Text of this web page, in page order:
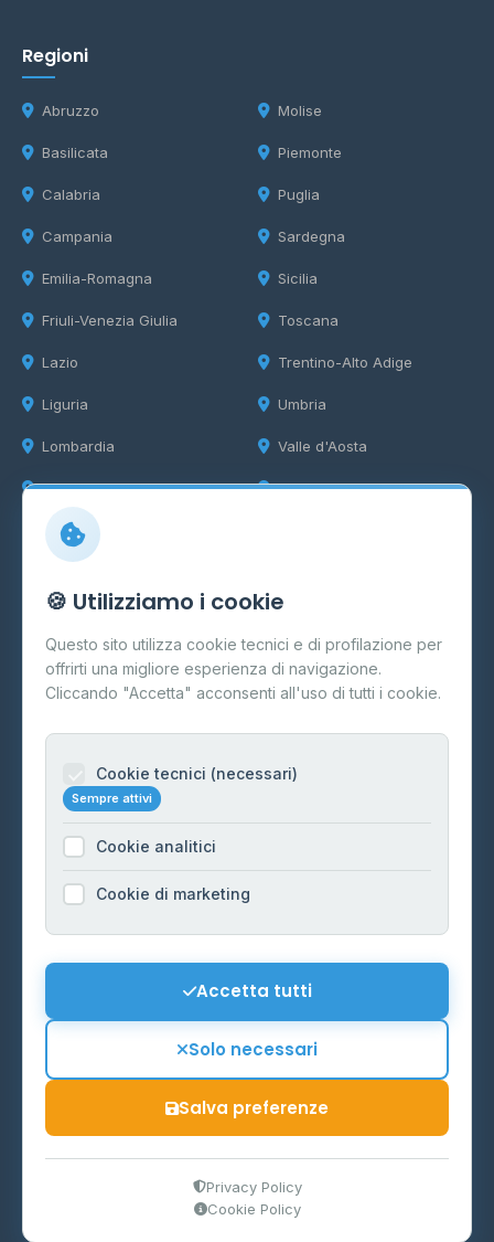
Regioni
Abruzzo
Basilicata
Calabria
Campania
Emilia-Romagna
Friuli-Venezia Giulia
Lazio
Liguria
Lombardia
Marche
Molise
Piemonte
Puglia
Sardegna
Sicilia
Toscana
Trentino-Alto Adige
Umbria
Valle d'Aosta
Veneto
Info
Cos'è il GPL
FAQ
Contatti
Informazioni legali
Cookie Policy
Preferenze Cookie
Mappa del sito
P.IVA 03859300364
Ministero delle Imprese e del Made in Italy
🍪 Utilizziamo i cookie
Questo sito utilizza cookie tecnici e di profilazione per
offrirti una migliore esperienza di navigazione.
Cliccando "Accetta" acconsenti all'uso di tutti i cookie.
Cookie tecnici (necessari)
Sempre attivi
Cookie analitici
Cookie di marketing
Accetta tutti
Solo necessari
Salva preferenze
Privacy Policy
Cookie Policy